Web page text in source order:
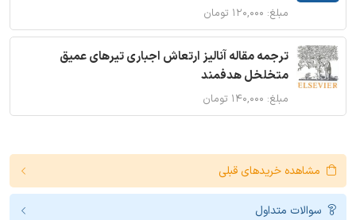
مبلغ: ۱۲۰,۰۰۰ تومان
ترجمه مقاله آنالیز ارتعاش اجباری تیرهای عمیق
متخلخل هدفمند
مبلغ: ۱۴۰,۰۰۰ تومان
مشاهده خریدهای قبلی
سوالات متداول